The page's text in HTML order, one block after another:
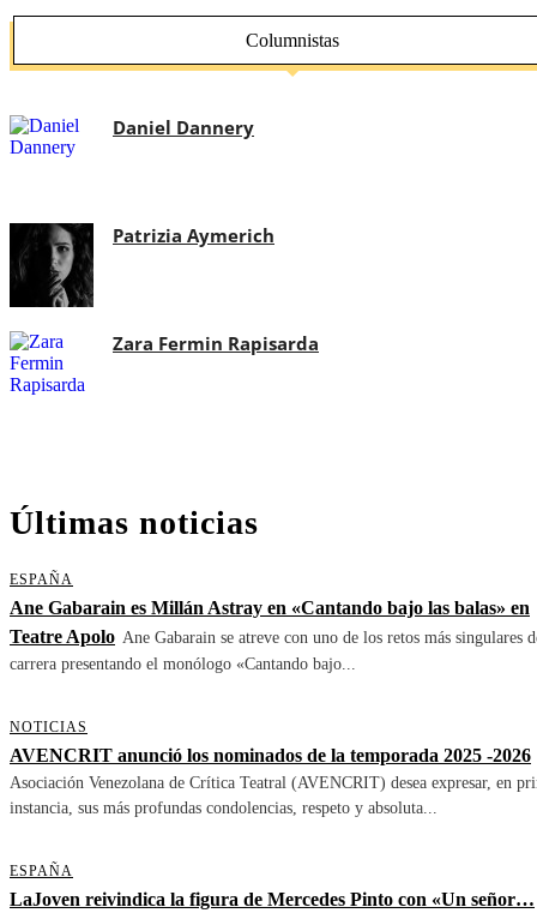
Columnistas
Daniel Dannery
Patrizia Aymerich
Zara Fermin Rapisarda
Últimas noticias
ESPAÑA
Ane Gabarain es Millán Astray en «Cantando bajo las balas» en
Teatre Apolo Ane Gabarain se atreve con uno de los retos más singulares
carrera presentando el monólogo «Cantando bajo...
NOTICIAS
AVENCRIT anunció los nominados de la temporada 2025 -2026
Asociación Venezolana de Crítica Teatral (AVENCRIT) desea expresar, en
instancia, sus más profundas condolencias, respeto y absoluta...
ESPAÑA
LaJoven reivindica la figura de Mercedes Pinto con «Un señor…